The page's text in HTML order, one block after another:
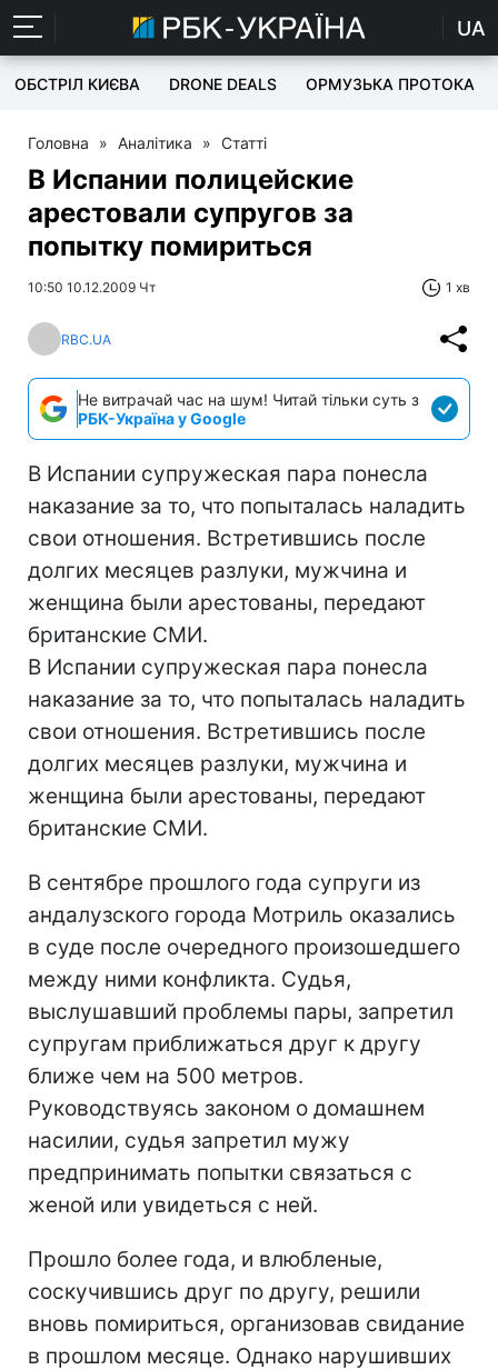
UA
ОБСТРІЛ КИЄВА DRONE DEALS ОРМУЗЬКА ПРОТОКА
Головна » Аналітика » Статті
В Испании полицейские
арестовали супругов за
попытку помириться
10:50 10.12.2009 Чт 1 хв
RBC.UA
Не витрачай час на шум! Читай тільки суть з
РБК-Україна у Google
В Испании супружеская пара понесла
наказание за то, что попыталась наладить
свои отношения. Встретившись после
долгих месяцев разлуки, мужчина и
женщина были арестованы, передают
британские СМИ.
В Испании супружеская пара понесла
наказание за то, что попыталась наладить
свои отношения. Встретившись после
долгих месяцев разлуки, мужчина и
женщина были арестованы, передают
британские СМИ.
В сентябре прошлого года супруги из
андалузского города Мотриль оказались
в суде после очередного произошедшего
между ними конфликта. Судья,
выслушавший проблемы пары, запретил
супругам приближаться друг к другу
ближе чем на 500 метров.
Руководствуясь законом о домашнем
насилии, судья запретил мужу
предпринимать попытки связаться с
женой или увидеться с ней.
Прошло более года, и влюбленые,
соскучившись друг по другу, решили
вновь помириться, организовав свидание
в прошлом месяце. Однако нарушивших